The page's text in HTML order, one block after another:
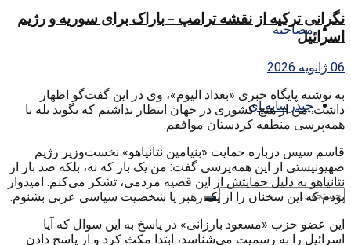
مصاحبه
چندرسانه ای
نگرانی ترکیه از نقشه ترامپ – باراک برای سوریه و رژیم
اسرائیل
06 ژانویه 2026
به نوشته پایگاه خبری «بغداد الیوم»، وی در این گفت‌گو اظهار
داشت: من از هیچ کشوری در جهان انتظار نداشتم که بگوید بله با
همه‌پرسی منطقه کردستان موافقم.
قاسم سپس درباره حمایت «بنیامین نتانیاهو» نخست‌وزیر رژیم
صهیونیستی از این همه‌پرسی گفت: من یک بار که نه، بلکه صد بار از
نتانیاهو به دلیل حمایتش از این قضیه مردمی، تشکر می‌کنم. امیدوار
بودم که این سخنان را از یک رهبر یا شخصیت سیاسی عربی بشنوم.
این عضو حزب «مسعود بارزانی» در پاسخ به این سوال که آیا
اسرائیل را به رسمیت می‌شناسد، ابتدا مکث کرد و از پاسح دادن